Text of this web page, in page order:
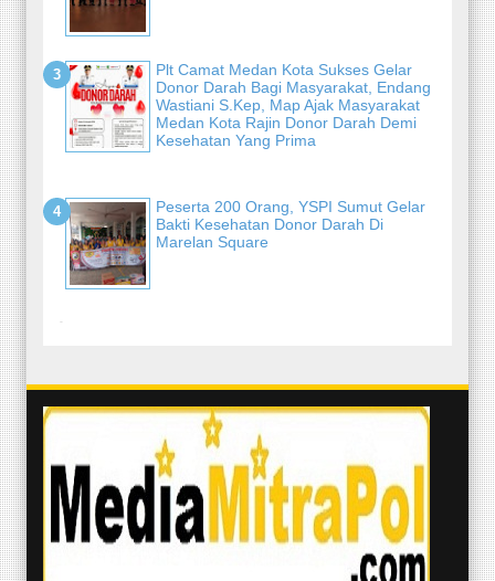
Plt Camat Medan Kota Sukses Gelar
Donor Darah Bagi Masyarakat, Endang
Wastiani S.Kep, Map Ajak Masyarakat
Medan Kota Rajin Donor Darah Demi
Kesehatan Yang Prima
Peserta 200 Orang, YSPI Sumut Gelar
Bakti Kesehatan Donor Darah Di
Marelan Square
-